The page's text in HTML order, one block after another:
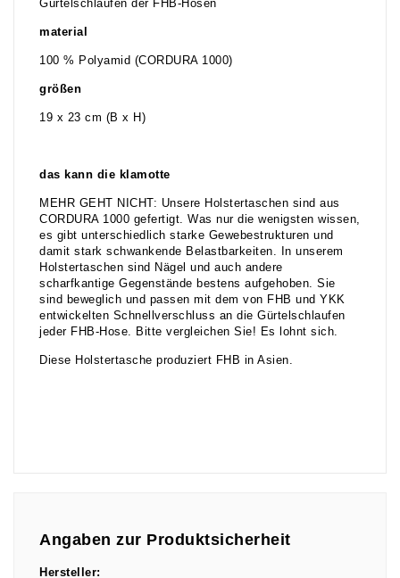
Gürtelschlaufen der FHB-Hosen
material
100 % Polyamid (CORDURA 1000)
größen
19 x 23 cm (B x H)
das kann die klamotte
MEHR GEHT NICHT: Unsere Holstertaschen sind aus
CORDURA 1000 gefertigt. Was nur die wenigsten wissen,
es gibt unterschiedlich starke Gewebestrukturen und
damit stark schwankende Belastbarkeiten. In unserem
Holstertaschen sind Nägel und auch andere
scharfkantige Gegenstände bestens aufgehoben. Sie
sind beweglich und passen mit dem von FHB und YKK
entwickelten Schnellverschluss an die Gürtelschlaufen
jeder FHB-Hose. Bitte vergleichen Sie! Es lohnt sich.
Diese Holstertasche produziert FHB in Asien.
Angaben zur Produktsicherheit
Hersteller: